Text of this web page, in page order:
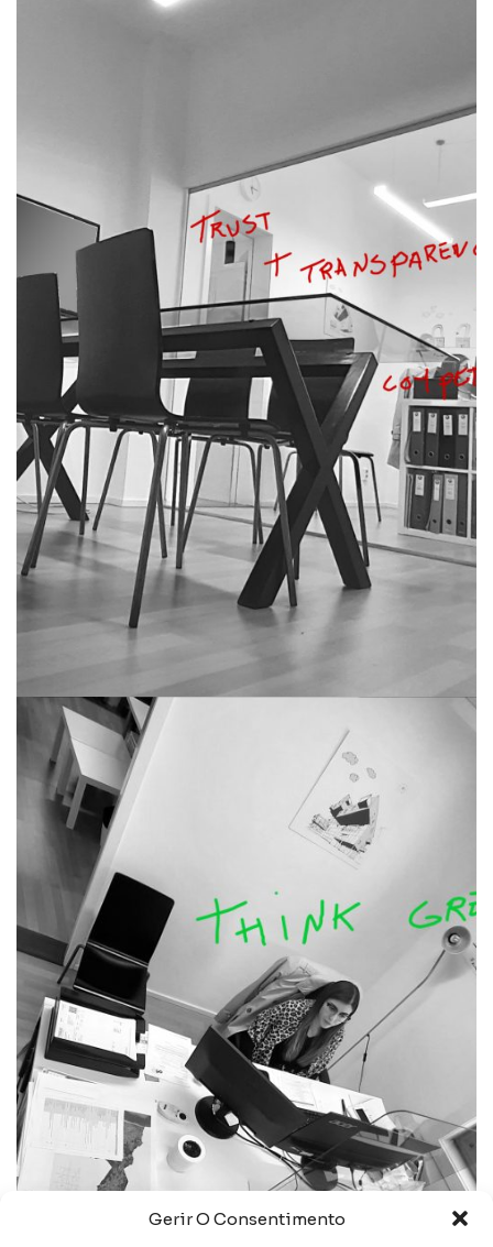
Gerir O Consentimento
pilares basiliares da qualidade de
serviços.
a metodologia base de trabalho que
utilizamos perante o nosso cliente
baseia-se nos seguintes
procedimentos:
confiança
transparência
competência
responsabilidade
responsabilidade
a nossa responsabilidade como
empresa é contribuir para um mundo
melhor e desta forma desenvolvemos
o nosso negócio com este propósito.
no âmbito da nossa atividade, a
oval
procura potenciar vivências e
minimizar o impacto negativo no
ambiente e na sociedade. sendo
criadores de espaços, contribuimos
para criar um ecosistema que
configura as atividades do homem em
sinergia com os diferentes sistemas
ambientais, económicos e sociais.